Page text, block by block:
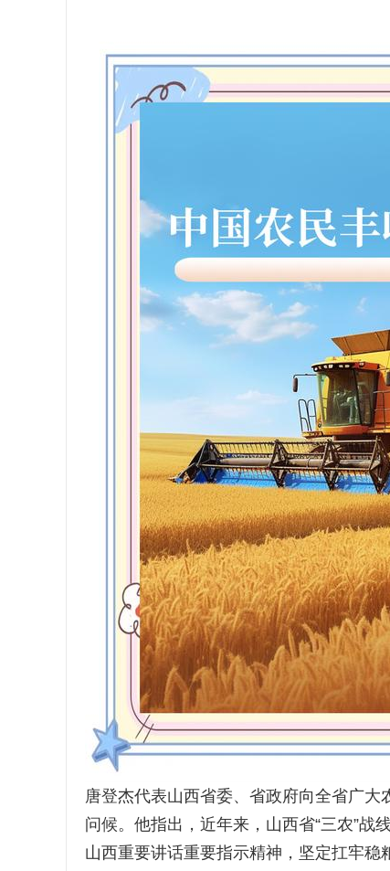
唐登杰代表山西省委、省政府向全省广大
问候。他指出，近年来，山西省“三农”战
山西重要讲话重要指示精神，坚定扛牢稳